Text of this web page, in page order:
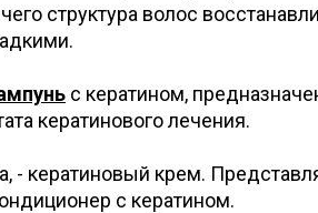
структура волос
с кератином,
кератинового лечения.
- кератиновый крем.
с кератином.